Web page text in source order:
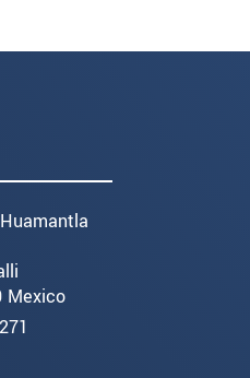
Mexico